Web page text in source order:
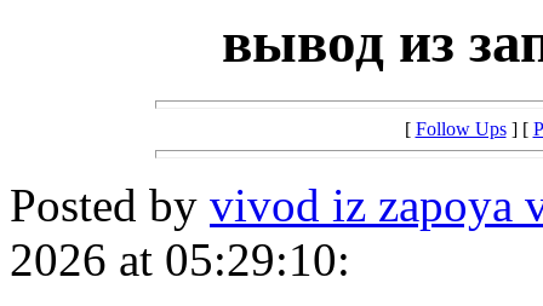
вывод из
[ Follow Ups] [
Posted by vivod iz zapoya
2026 at 05:29:10: